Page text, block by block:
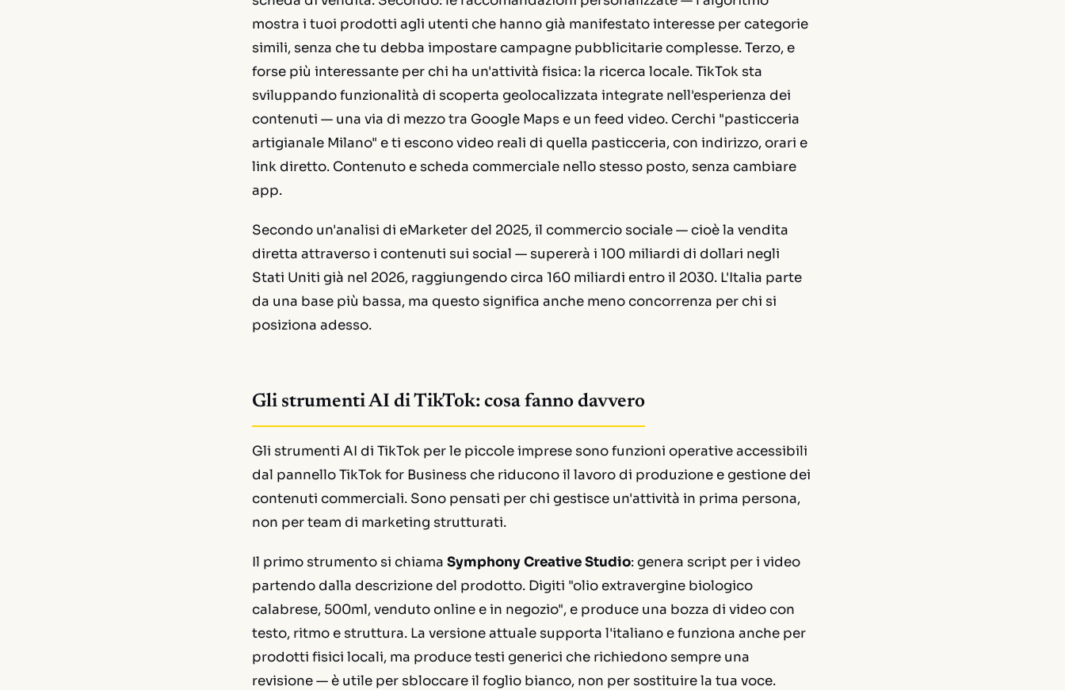
mostra i tuoi prodotti agli utenti che hanno già manifestato interesse per categorie
simili, senza che tu debba impostare campagne pubblicitarie complesse. Terzo, e
forse più interessante per chi ha un'attività fisica: la ricerca locale. TikTok sta
sviluppando funzionalità di scoperta geolocalizzata integrate nell'esperienza dei
contenuti — una via di mezzo tra Google Maps e un feed video. Cerchi "pasticceria
artigianale Milano" e ti escono video reali di quella pasticceria, con indirizzo, orari e
link diretto. Contenuto e scheda commerciale nello stesso posto, senza cambiare
app.
Secondo un'analisi di eMarketer del 2025, il commercio sociale — cioè la vendita
diretta attraverso i contenuti sui social — supererà i 100 miliardi di dollari negli
Stati Uniti già nel 2026, raggiungendo circa 160 miliardi entro il 2030. L'Italia parte
da una base più bassa, ma questo significa anche meno concorrenza per chi si
posiziona adesso.
Gli strumenti AI di TikTok: cosa fanno davvero
Gli strumenti AI di TikTok per le piccole imprese sono funzioni operative accessibili
dal pannello TikTok for Business che riducono il lavoro di produzione e gestione dei
contenuti commerciali. Sono pensati per chi gestisce un'attività in prima persona,
non per team di marketing strutturati.
Il primo strumento si chiama Symphony Creative Studio: genera script per i video
partendo dalla descrizione del prodotto. Digiti "olio extravergine biologico
calabrese, 500ml, venduto online e in negozio", e produce una bozza di video con
testo, ritmo e struttura. La versione attuale supporta l'italiano e funziona anche per
prodotti fisici locali, ma produce testi generici che richiedono sempre una
revisione — è utile per sbloccare il foglio bianco, non per sostituire la tua voce.